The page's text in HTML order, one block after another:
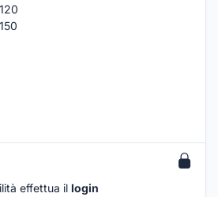
effettua il login